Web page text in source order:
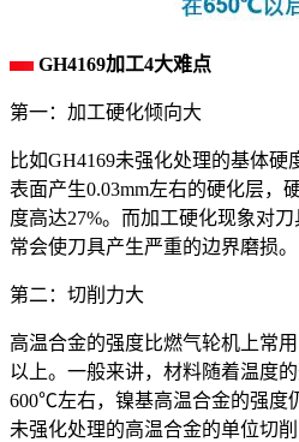
GH4169加工4大难点
第一：加工硬化倾向大
比如GH4169未强化处理的基体硬
表面产生0.03mm左右的硬化层，
度高达27%。而加工硬化现象对
常会使刀具产生严重的边界磨损。
第二：切削力大
高温合金的强度比燃气轮机上常
以上。一般来讲，材料随着温度
600℃左右，镍基高温合金的强度
未强化处理的高温合金的单位切削